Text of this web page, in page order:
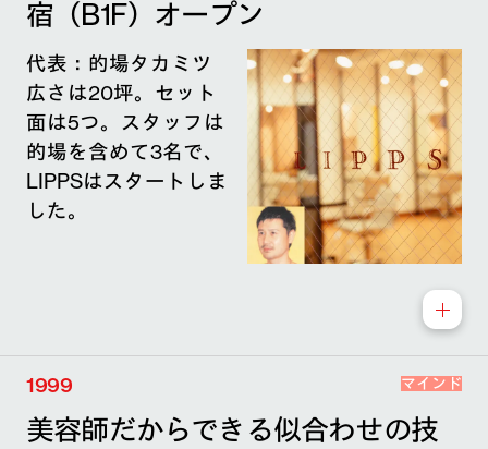
宿（B1F）オープン
代表：的場タカミツ
広さは20坪。セット
面は5つ。スタッフは
的場を含めて3名で、
LIPPSはスタートしま
した。
1999 マインド
美容師だからできる似合わせの技